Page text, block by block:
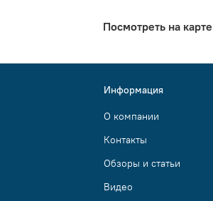
Посмотреть на карте
Информация
О компании
Контакты
Обзоры и статьи
Видео